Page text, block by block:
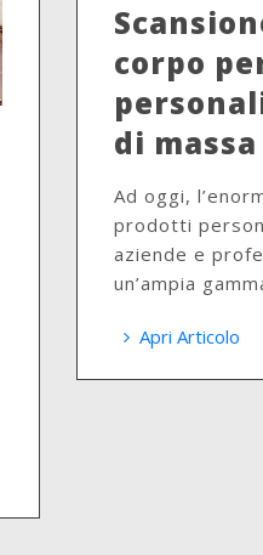
corpo
di
Ad oggi,
prodotti
aziende e
un’ampia
Apri Articolo